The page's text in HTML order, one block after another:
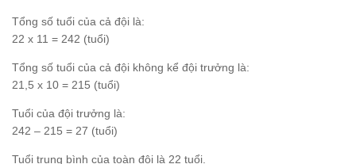
Tổng số tuổi của cả đội là:
22 x 11 = 242 (tuổi)
Tổng số tuổi của cả đội không kể đội trưởng là:
21,5 x 10 = 215 (tuổi)
Tuổi của đội trưởng là:
242 – 215 = 27 (tuổi)
Tuổi trung bình của toàn đội là 22 tuổi.